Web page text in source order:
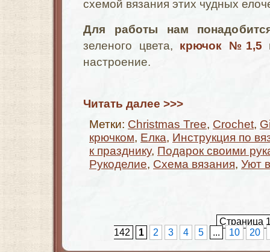
схемой вязания этих чудных
Для работы нам
зеленого цвета, крючок №1,5
настроение.
Читать далее >>>
Метки: Christmas Tree, Crochet,
крючком, Елка, Инструкция по
к празднику, Подарок своими
Рукоделие, Схема вязания, Уют
Страница
142
1 2 3 4 5 ... 10 20